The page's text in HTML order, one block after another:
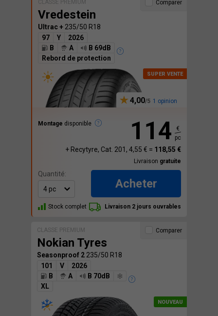
CLASSE PREMIUM
Vredestein
Ultrac + 235/50 R18
97
Y
2026
B
A
B 69dB
Rebord de protection
4,00 1 opinion
Montage disponible
Comparer
114
€
pc
+ Recytyre, Cat. 201, 4,55 € = 118,55 €
Livraison gratuite
Quantité:
Acheter
Stock complet Livraison 2 jours ouvrables
CLASSE PREMIUM
Nokian Tyres
Seasonproof 2 235/50 R18
101
V
2026
B
A
B 70dB
XL
Comparer